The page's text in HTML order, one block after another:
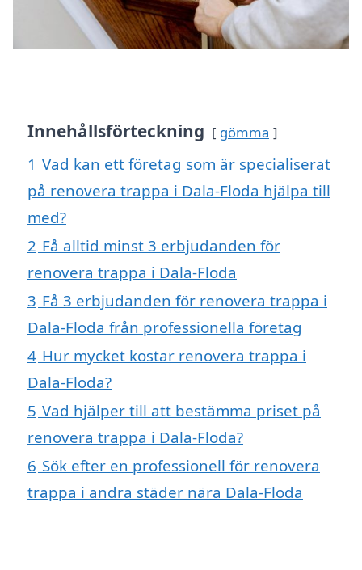
Innehållsförteckning gömma
1 Vad kan ett företag som är specialiserat
på renovera trappa i Dala-Floda hjälpa till
med?
2 Få alltid minst 3 erbjudanden för
renovera trappa i Dala-Floda
3 Få 3 erbjudanden för renovera trappa i
Dala-Floda från professionella företag
4 Hur mycket kostar renovera trappa i
Dala-Floda?
5 Vad hjälper till att bestämma priset på
renovera trappa i Dala-Floda?
6 Sök efter en professionell för renovera
trappa i andra städer nära Dala-Floda